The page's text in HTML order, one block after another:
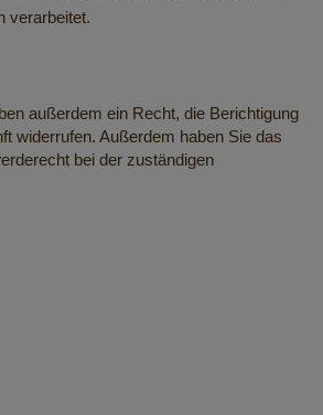
verarbeitet.
außerdem ein Recht, die Berichtigung
widerrufen. Außerdem haben Sie das
bei der zuständigen